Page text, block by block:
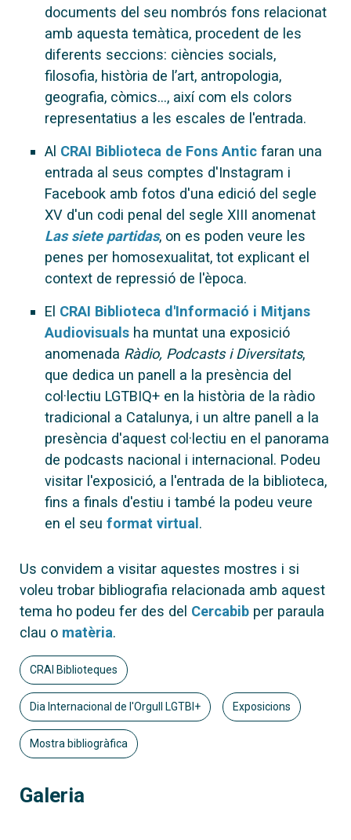
documents del seu nombrós fons relacionat
amb aquesta temàtica, procedent de les
diferents seccions: ciències socials,
filosofia, història de l’art, antropologia,
geografia, còmics..., així com els colors
representatius a les escales de l'entrada.
Al CRAI Biblioteca de Fons Antic faran una
entrada al seus comptes d'Instagram i
Facebook amb fotos d'una edició del segle
XV d'un codi penal del segle XIII anomenat
Las siete partidas, on es poden veure les
penes per homosexualitat, tot explicant el
context de repressió de l'època.
El CRAI Biblioteca d'Informació i Mitjans
Audiovisuals ha muntat una exposició
anomenada Ràdio, Podcasts i Diversitats,
que dedica un panell a la presència del
col·lectiu LGTBIQ+ en la història de la ràdio
tradicional a Catalunya, i un altre panell a la
presència d'aquest col·lectiu en el panorama
de podcasts nacional i internacional. Podeu
visitar l'exposició, a l'entrada de la biblioteca,
fins a finals d'estiu i també la podeu veure
en el seu format virtual.
Us convidem a visitar aquestes mostres i si
voleu trobar bibliografia relacionada amb aquest
tema ho podeu fer des del Cercabib per paraula
clau o matèria.
CRAI Biblioteques
Dia Internacional de l'Orgull LGTBI+ Exposicions
Mostra bibliogràfica
Galeria